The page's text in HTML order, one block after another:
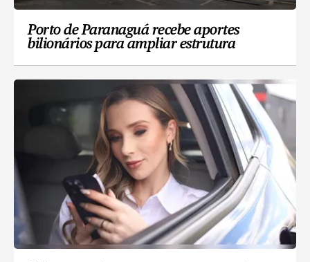
Porto de Paranaguá recebe aportes
bilionários para ampliar estrutura